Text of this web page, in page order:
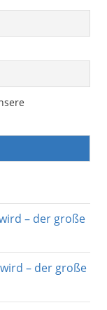
– der große
– der große